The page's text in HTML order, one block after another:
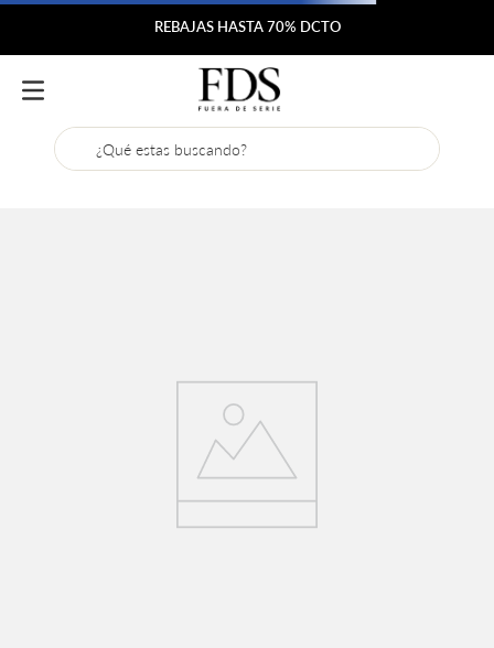
REBAJAS HASTA 70% DCTO
¿Qué estas buscando?